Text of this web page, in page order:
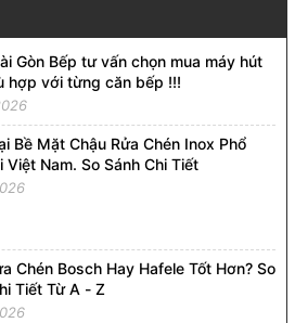
Gòn Bếp tư vấn chọn mua máy hút
hợp với từng căn bếp !!!
Bề Mặt Chậu Rửa Chén Inox Phổ
Việt Nam. So Sánh Chi Tiết
Chén Bosch Hay Hafele Tốt Hơn? So
Tiết Từ A - Z